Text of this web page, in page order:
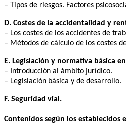
– Tipos de riesgos. Factores
D. Costes de la accidentalidad y
– Los costes de los accidentes de
– Métodos de cálculo de los costes
E. Legislación y normativa básica
– Introducción al ámbito jurídico.
– Legislación básica y de desarrollo.
F. Seguridad vial.
Contenidos según los establecidos